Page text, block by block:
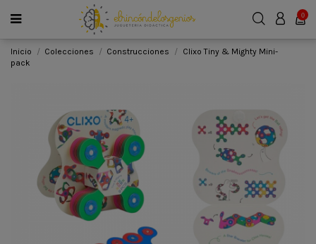
0
Inicio Colecciones Construcciones
Clixo Tiny & Mighty Mini-
pack